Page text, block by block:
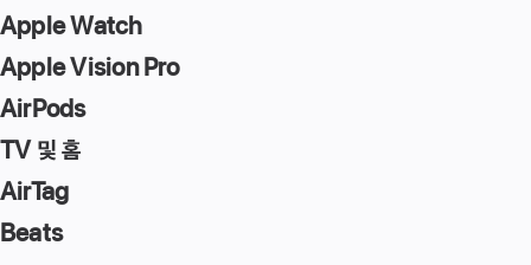
Apple Watch
Apple Vision Pro
AirPods
TV 및 홈
AirTag
Beats